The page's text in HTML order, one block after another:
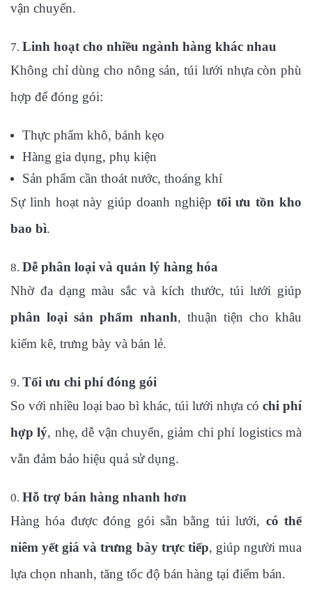
vận chuyển.
Linh hoạt cho nhiều ngành hàng khác nhau
Không chỉ dùng cho nông sản, túi lưới nhựa còn phù
hợp để đóng gói:
Thực phẩm khô, bánh kẹo
Hàng gia dụng, phụ kiện
Sản phẩm cần thoát nước, thoáng khí
Sự linh hoạt này giúp doanh nghiệp tối ưu tồn kho
bao bì.
Dễ phân loại và quản lý hàng hóa
Nhờ đa dạng màu sắc và kích thước, túi lưới giúp
phân loại sản phẩm nhanh, thuận tiện cho khâu
kiểm kê, trưng bày và bán lẻ.
Tối ưu chi phí đóng gói
So với nhiều loại bao bì khác, túi lưới nhựa có chi phí
hợp lý, nhẹ, dễ vận chuyển, giảm chi phí logistics mà
vẫn đảm bảo hiệu quả sử dụng.
Hỗ trợ bán hàng nhanh hơn
Hàng hóa được đóng gói sẵn bằng túi lưới, có thể
niêm yết giá và trưng bày trực tiếp, giúp người mua
lựa chọn nhanh, tăng tốc độ bán hàng tại điểm bán.